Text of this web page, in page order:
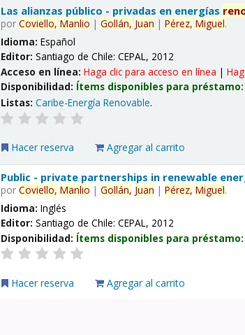
Las alianzas público - privadas en energías
porCoviello, Manlio |Gollán, Juan |Pérez, Miguel.
Idioma:Español
Editor:Santiago de Chile: CEPAL, 2012
Acceso en línea:Haga clic para acceso en línea |
Disponibilidad: Ítems disponibles para
Listas: Caribe-Energía Renovable.
Hacer reserva Agregar al carrito
Public - private partnerships in renewable
porCoviello, Manlio |Gollán, Juan |Pérez, Miguel.
Idioma:Inglés
Editor:Santiago de Chile: CEPAL, 2012
Disponibilidad: Ítems disponibles para
Hacer reserva Agregar al carrito